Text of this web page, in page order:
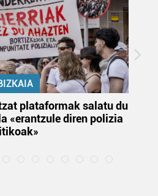
plataformak salatu du
«erantzule diren polizia